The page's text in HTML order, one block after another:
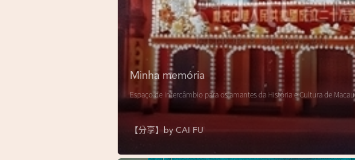
Minha memória
Espaço de intercâmbio para os amantes da História e Cultura de Macau
【分享】by CAI FU